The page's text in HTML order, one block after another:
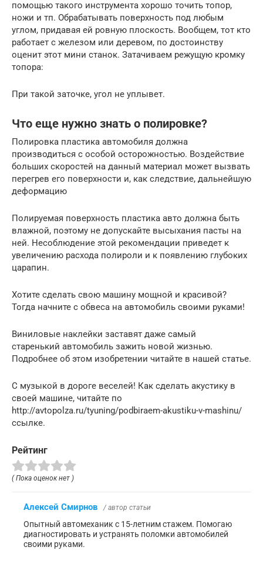
помощью такого инструмента хорошо точить топор,
ножи и тп. Обрабатывать поверхность под любым
углом, придавая ей ровную плоскость. Вообщем, тот кто
работает с железом или деревом, по достоинству
оценит этот мини станок. Затачиваем режущую кромку
топора:
При такой заточке, угол не уплывет.
Что еще нужно знать о полировке?
Полировка пластика автомобиля должна
производиться с особой осторожностью. Воздействие
больших скоростей на данный материал может вызвать
перегрев его поверхности и, как следствие, дальнейшую
деформацию
Полируемая поверхность пластика авто должна быть
влажной, поэтому не допускайте высыхания пасты на
ней. Несоблюдение этой рекомендации приведет к
увеличению расхода полироли и к появлению глубоких
царапин.
Хотите сделать свою машину мощной и красивой?
Тогда начните с обвеса на автомобиль своими руками!
Виниловые наклейки заставят даже самый
старенький автомобиль зажить новой жизнью.
Подробнее об этом изобретении читайте в нашей статье.
С музыкой в дороге веселей! Как сделать акустику в
своей машине, читайте по
http://avtopolza.ru/tyuning/podbiraem-akustiku-v-mashinu/
ссылке.
Рейтинг
( Пока оценок нет )
Алексей Смирнов / автор статьи
Опытный автомеханик с 15-летним стажем. Помогаю
диагностировать и устранять поломки автомобилей
своими руками.